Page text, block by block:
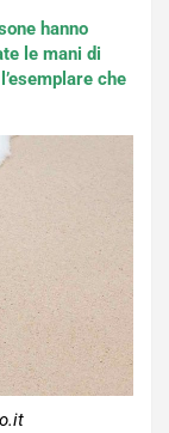
hanno
le mani di
che